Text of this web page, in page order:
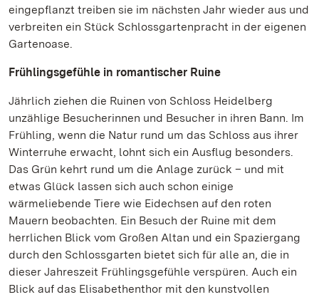
eingepflanzt treiben sie im nächsten Jahr wieder aus und
verbreiten ein Stück Schlossgartenpracht in der eigenen
Gartenoase.
Frühlingsgefühle in romantischer Ruine
Jährlich ziehen die Ruinen von Schloss Heidelberg
unzählige Besucherinnen und Besucher in ihren Bann. Im
Frühling, wenn die Natur rund um das Schloss aus ihrer
Winterruhe erwacht, lohnt sich ein Ausflug besonders.
Das Grün kehrt rund um die Anlage zurück – und mit
etwas Glück lassen sich auch schon einige
wärmeliebende Tiere wie Eidechsen auf den roten
Mauern beobachten. Ein Besuch der Ruine mit dem
herrlichen Blick vom Großen Altan und ein Spaziergang
durch den Schlossgarten bietet sich für alle an, die in
dieser Jahreszeit Frühlingsgefühle verspüren. Auch ein
Blick auf das Elisabethenthor mit den kunstvollen